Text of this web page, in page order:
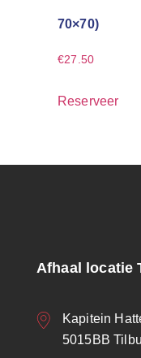
70×70)
€27.50
Reserveer
Afhaal locatie
Kapitein
5015BB